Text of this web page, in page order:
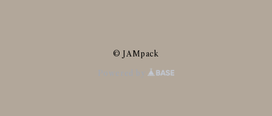
© JAMpack
Powered by